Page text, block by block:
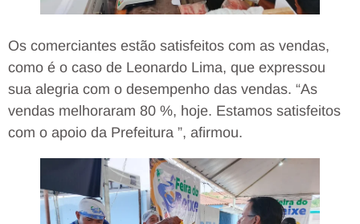
Os comerciantes estão satisfeitos com as vendas,
como é o caso de Leonardo Lima, que expressou
sua alegria com o desempenho das vendas. “As
vendas melhoraram 80 %, hoje. Estamos satisfeitos
com o apoio da Prefeitura ”, afirmou.